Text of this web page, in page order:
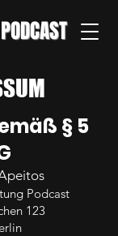
§ 5
Podcast
123